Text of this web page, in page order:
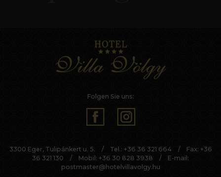
Folgen Sie uns:
3300 Eger, Tulipánkert u. 5. / Tel.: +36 36 321 664 /
Fax: +36
36 321 130
/ Mobil: +36 30 828 3938 /
E-mail:
postmaster@hotelvillavolgy.hu